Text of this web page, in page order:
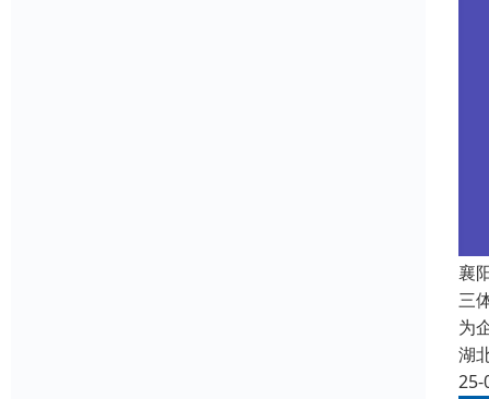
襄
三
为
湖
25-